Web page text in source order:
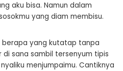
aku bisa. Namun dalam
yang diam membisu.
berapa yang kutatap tanpa
di sana sambil tersenyum tipis
menjumpaimu. Cantiknya